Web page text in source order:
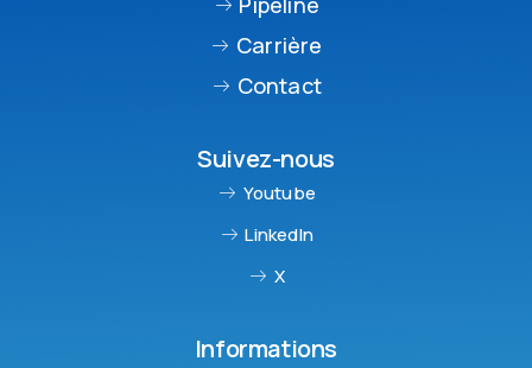
Carrière
Contact
Suivez-nous
Youtube
LinkedIn
X
Informations